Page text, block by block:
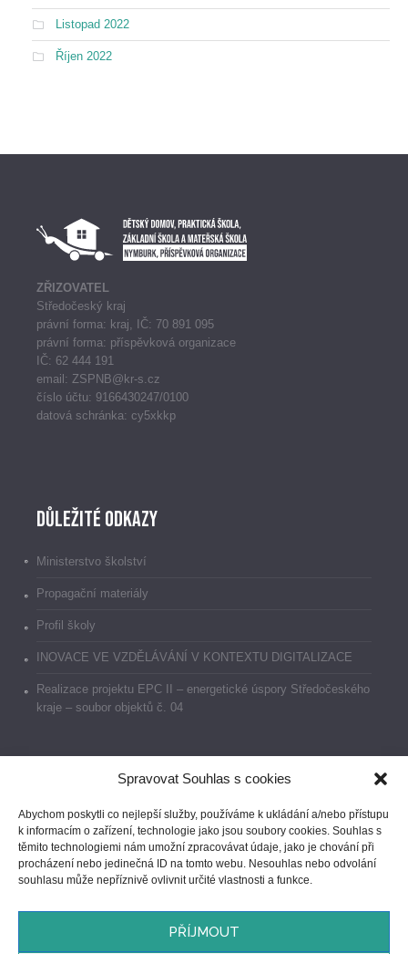
Spravovat Souhlas s cookies
Abychom poskytli co nejlepší služby, používáme k ukládání a/nebo přístupu
k informacím o zařízení, technologie jako jsou soubory cookies. Souhlas s
těmito technologiemi nám umožní zpracovávat údaje, jako je chování při
procházení nebo jedinečná ID na tomto webu. Nesouhlas nebo odvolání
souhlasu může nepříznivě ovlivnit určité vlastnosti a funkce.
PŘÍJMOUT
Listopad 2022
Říjen 2022
ZŘIZOVATEL
Středočeský kraj
právní forma: kraj, IČ: 70 891 095
právní forma: příspěvková organizace
IČ: 62 444 191
email: ZSPNB@kr-s.cz
číslo účtu: 9166430247/0100
datová schránka: cy5xkkp
Důležité odkazy
Ministerstvo školství
Propagační materiály
Profil školy
INOVACE VE VZDĚLÁVÁNÍ V KONTEXTU DIGITALIZACE
Realizace projektu EPC II – energetické úspory Středočeského
kraje – soubor objektů č. 04
Prohlášení o přístupnosti
GDPR